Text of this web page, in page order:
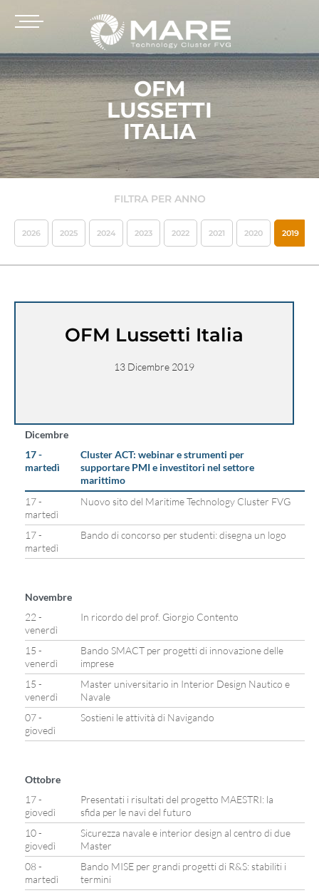
OFM
LUSSETTI
ITALIA
FILTRA PER ANNO
2026 2025 2024 2023 2022 2021 2020 2019
OFM Lussetti Italia
13 Dicembre 2019
Dicembre
17 -
martedì
Cluster ACT: webinar e strumenti per
supportare PMI e investitori nel settore
marittimo
17 -
martedì
Nuovo sito del Maritime Technology Cluster FVG
17 -
martedì
Bando di concorso per studenti: disegna un logo
Novembre
22 -
venerdì
In ricordo del prof. Giorgio Contento
15 -
venerdì
Bando SMACT per progetti di innovazione delle
imprese
15 -
venerdì
Master universitario in Interior Design Nautico e
Navale
07 -
giovedì
Sostieni le attività di Navigando
Ottobre
17 -
giovedì
Presentati i risultati del progetto MAESTRI: la
sfida per le navi del futuro
10 -
giovedì
Sicurezza navale e interior design al centro di due
Master
08 -
martedì
Bando MISE per grandi progetti di R&S: stabiliti i
termini